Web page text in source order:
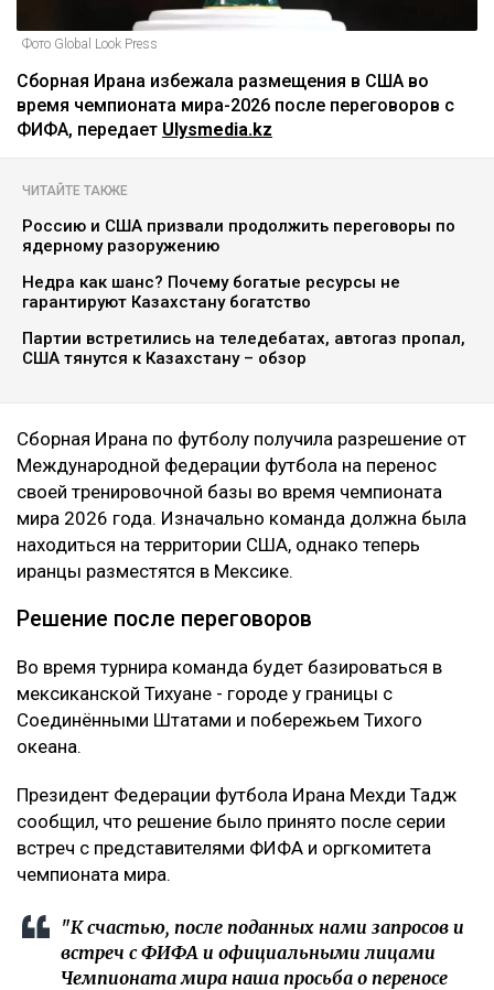
Фото Global Look Press
Сборная Ирана избежала размещения в США во
время чемпионата мира-2026 после переговоров с
ФИФА, передает Ulysmedia.kz
ЧИТАЙТЕ ТАКЖЕ
Россию и США призвали продолжить переговоры по
ядерному разоружению
Недра как шанс? Почему богатые ресурсы не
гарантируют Казахстану богатство
Партии встретились на теледебатах, автогаз пропал,
США тянутся к Казахстану – обзор
Сборная Ирана по футболу получила разрешение от
Международной федерации футбола на перенос
своей тренировочной базы во время чемпионата
мира 2026 года. Изначально команда должна была
находиться на территории США, однако теперь
иранцы разместятся в Мексике.
Решение после переговоров
Во время турнира команда будет базироваться в
мексиканской Тихуане - городе у границы с
Соединёнными Штатами и побережьем Тихого
океана.
Президент Федерации футбола Ирана Мехди Тадж
сообщил, что решение было принято после серии
встреч с представителями ФИФА и оргкомитета
чемпионата мира.
"К счастью, после поданных нами запросов и
встреч с ФИФА и официальными лицами
Чемпионата мира наша просьба о переносе